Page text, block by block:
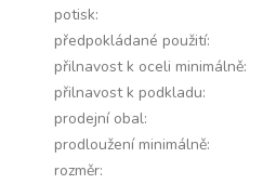
potisk:
předpokládané použití:
přilnavost k oceli minimálně:
přilnavost k podkladu:
prodejní obal:
prodloužení minimálně:
rozměr: